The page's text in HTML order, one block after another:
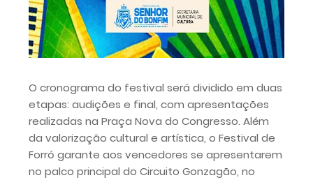
O cronograma do festival será dividido em duas
etapas: audições e final, com apresentações
realizadas na Praça Nova do Congresso. Além
da valorização cultural e artística, o Festival de
Forró garante aos vencedores se apresentarem
no palco principal do Circuito Gonzagão, no